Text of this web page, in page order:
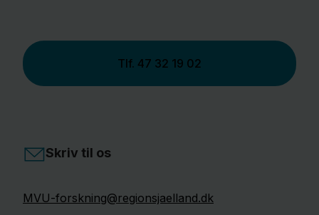
Tlf. 47 32 19 02
Skriv til os
MVU-forskning@regionsjaelland.dk